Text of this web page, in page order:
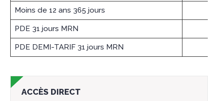
Moins de 12 ans 365 jours
PDE 31 jours MRN
PDE DEMI-TARIF 31 jours MRN
ACCÈS DIRECT